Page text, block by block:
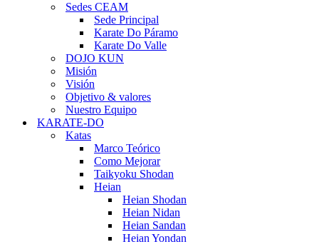
Sedes CEAM
Sede Principal
Karate Do Páramo
Karate Do Valle
DOJO KUN
Misión
Visión
Objetivo & valores
Nuestro Equipo
KARATE-DO
Katas
Marco Teórico
Como Mejorar
Taikyoku Shodan
Heian
Heian Shodan
Heian Nidan
Heian Sandan
Heian Yondan